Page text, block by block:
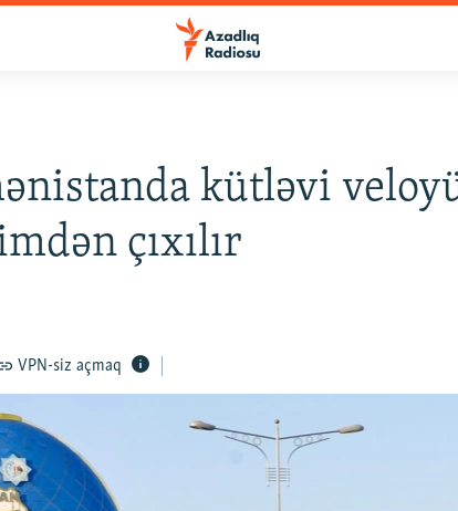
kütləvi
çıxılır
VPN-siz açmaq